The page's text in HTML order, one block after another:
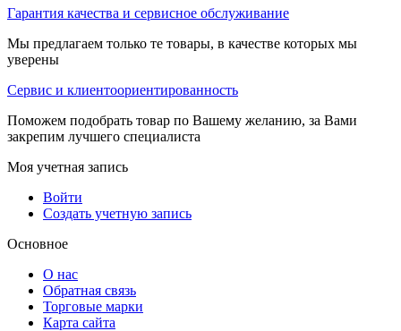
Гарантия качества и сервисное обслуживание
Мы предлагаем только те товары, в качестве которых мы
уверены
Сервис и клиентоориентированность
Поможем подобрать товар по Вашему желанию, за Вами
закрепим лучшего специалиста
Моя учетная запись
Войти
Создать учетную запись
Основное
О нас
Обратная связь
Торговые марки
Карта сайта